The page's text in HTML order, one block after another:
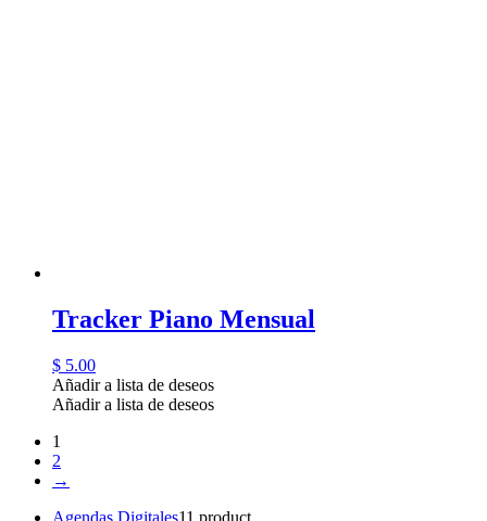
Tracker Piano Mensual
$ 5.00
Añadir a lista de deseos
Añadir a lista de deseos
1
2
→